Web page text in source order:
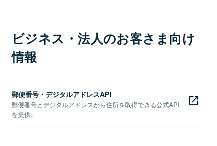
ビジネス・法人のお客さま向け
情報
郵便番号・デジタルアドレスAPI
郵便番号とデジタルアドレスから住所を取得できる公式API
を提供。